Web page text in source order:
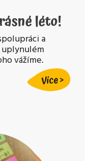
léto!
a
uplynulém
vážíme.
Více